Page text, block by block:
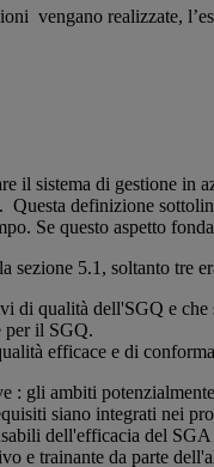
vengano realizzate,
il sistema di gestione
definizione
Se questo aspetto
5.1, soltanto tre
di qualità dell'SGQ e
per il SGQ.
efficace e di
: gli ambiti
siano integrati nei
dell'efficacia del
e trainante da parte